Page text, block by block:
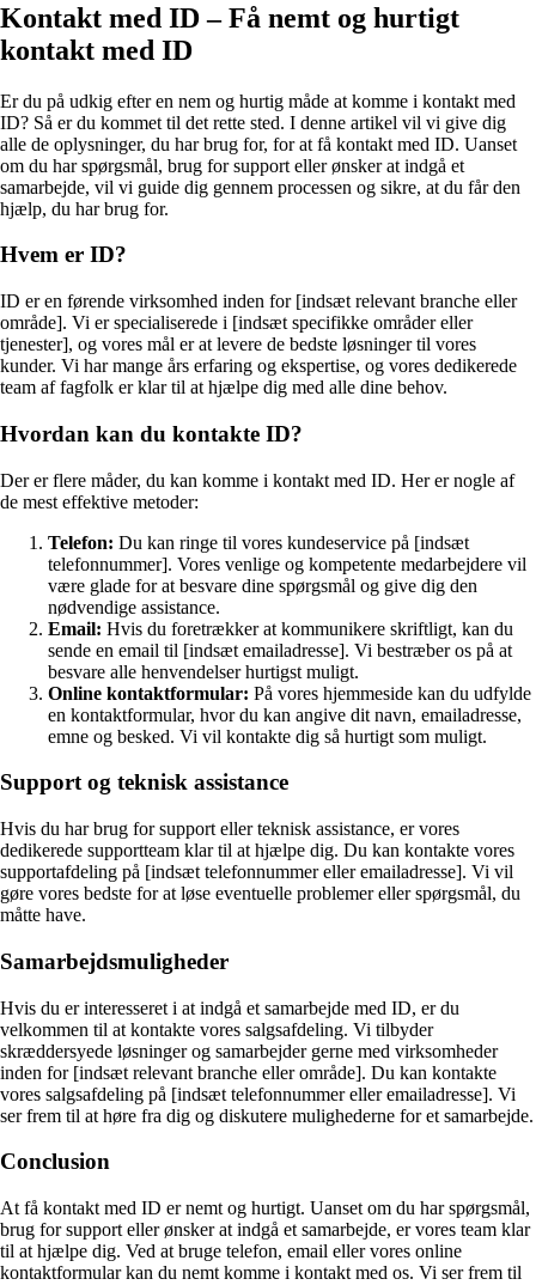
Kontakt med ID – Få nemt og hurtigt
kontakt med ID
Er du på udkig efter en nem og hurtig måde at komme i kontakt med
ID? Så er du kommet til det rette sted. I denne artikel vil vi give dig
alle de oplysninger, du har brug for, for at få kontakt med ID. Uanset
om du har spørgsmål, brug for support eller ønsker at indgå et
samarbejde, vil vi guide dig gennem processen og sikre, at du får den
hjælp, du har brug for.
Hvem er ID?
ID er en førende virksomhed inden for [indsæt relevant branche eller
område]. Vi er specialiserede i [indsæt specifikke områder eller
tjenester], og vores mål er at levere de bedste løsninger til vores
kunder. Vi har mange års erfaring og ekspertise, og vores dedikerede
team af fagfolk er klar til at hjælpe dig med alle dine behov.
Hvordan kan du kontakte ID?
Der er flere måder, du kan komme i kontakt med ID. Her er nogle af
de mest effektive metoder:
Telefon: Du kan ringe til vores kundeservice på [indsæt
telefonnummer]. Vores venlige og kompetente medarbejdere vil
være glade for at besvare dine spørgsmål og give dig den
nødvendige assistance.
Email: Hvis du foretrækker at kommunikere skriftligt, kan du
sende en email til [indsæt emailadresse]. Vi bestræber os på at
besvare alle henvendelser hurtigst muligt.
Online kontaktformular: På vores hjemmeside kan du udfylde
en kontaktformular, hvor du kan angive dit navn, emailadresse,
emne og besked. Vi vil kontakte dig så hurtigt som muligt.
Support og teknisk assistance
Hvis du har brug for support eller teknisk assistance, er vores
dedikerede supportteam klar til at hjælpe dig. Du kan kontakte vores
supportafdeling på [indsæt telefonnummer eller emailadresse]. Vi vil
gøre vores bedste for at løse eventuelle problemer eller spørgsmål, du
måtte have.
Samarbejdsmuligheder
Hvis du er interesseret i at indgå et samarbejde med ID, er du
velkommen til at kontakte vores salgsafdeling. Vi tilbyder
skræddersyede løsninger og samarbejder gerne med virksomheder
inden for [indsæt relevant branche eller område]. Du kan kontakte
vores salgsafdeling på [indsæt telefonnummer eller emailadresse]. Vi
ser frem til at høre fra dig og diskutere mulighederne for et samarbejde.
Conclusion
At få kontakt med ID er nemt og hurtigt. Uanset om du har spørgsmål,
brug for support eller ønsker at indgå et samarbejde, er vores team klar
til at hjælpe dig. Ved at bruge telefon, email eller vores online
kontaktformular kan du nemt komme i kontakt med os. Vi ser frem til